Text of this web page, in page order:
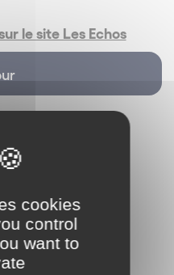
le site Les Echos
cookies
control
want to